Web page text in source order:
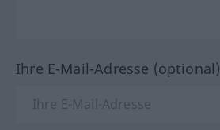
Ihre E-Mail-Adresse (optional)